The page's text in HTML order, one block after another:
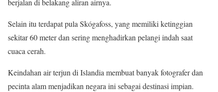
berjalan di belakang aliran airnya.
Selain itu terdapat pula Skógafoss, yang memiliki ketinggian
sekitar 60 meter dan sering menghadirkan pelangi indah saat
cuaca cerah.
Keindahan air terjun di Islandia membuat banyak fotografer dan
pecinta alam menjadikan negara ini sebagai destinasi impian.